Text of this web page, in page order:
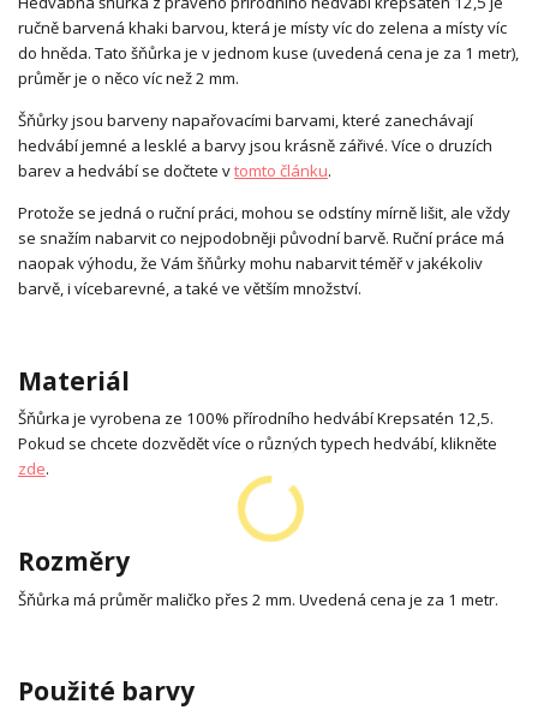
ručně barvená khaki barvou, která je místy víc do zelena a místy víc
do hněda. Tato šňůrka je v jednom kuse (uvedená cena je za 1 metr),
průměr je o něco víc než 2 mm.
Šňůrky jsou barveny napařovacími barvami, které zanechávají
hedvábí jemné a lesklé a barvy jsou krásně zářivé. Více o druzích
barev a hedvábí se dočtete vtomto článku.
Protože se jedná o ruční práci, mohou se odstíny mírně lišit, ale vždy
se snažím nabarvit co nejpodobněji původní barvě. Ruční práce má
naopak výhodu, že Vám šňůrky mohu nabarvit téměř v jakékoliv
barvě, i vícebarevné, a také ve větším množství.
Materiál
Šňůrka je vyrobena ze 100% přírodního hedvábí Krepsatén 12,5.
Pokud se chcete dozvědět více o různých typech hedvábí, klikněte
zde.
Rozměry
Šňůrka má průměr maličko přes 2 mm. Uvedená cena je za 1 metr.
Použité barvy